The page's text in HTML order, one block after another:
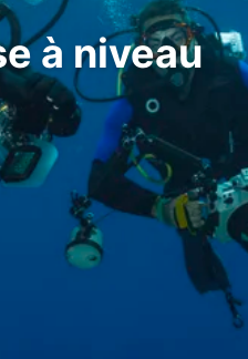
à niveau